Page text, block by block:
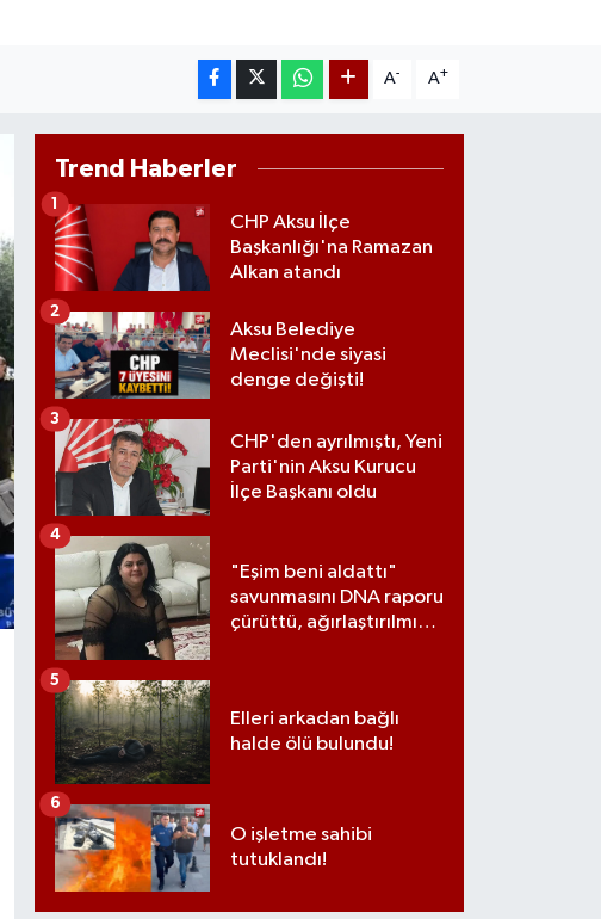
A- A+
Trend Haberler
CHP Aksu İlçe
Başkanlığı'na Ramazan
Alkan atandı
1
Aksu Belediye
Meclisi'nde siyasi
denge değişti!
2
CHP'den ayrılmıştı, Yeni
Parti'nin Aksu Kurucu
İlçe Başkanı oldu
3
"Eşim beni aldattı"
savunmasını DNA raporu
çürüttü, ağırlaştırılmış
4
Elleri arkadan bağlı
halde ölü bulundu!
5
O işletme sahibi
tutuklandı!
6